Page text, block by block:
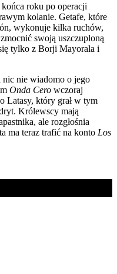
roku po operacji
kolanie. Getafe, które
wykonuje kilka ruchów,
swoją uszczuploną
tylko z Borji Mayorala i
nie wiadomo o jego
Onda Cero wczoraj
Latasy, który grał w tym
Królewscy mają
ale rozgłośnia
ma teraz trafić na konto Los